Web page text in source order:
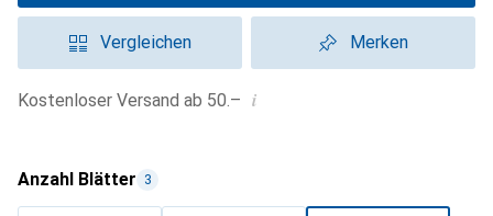
Vergleichen Merken
Kostenloser Versand ab 50.– i
Anzahl Blätter 3